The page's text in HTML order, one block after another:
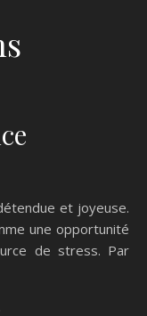
et joyeuse.
une opportunité
de stress. Par